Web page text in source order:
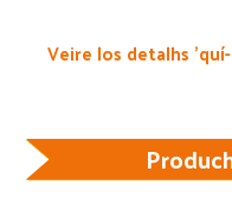
Veire los detalhs